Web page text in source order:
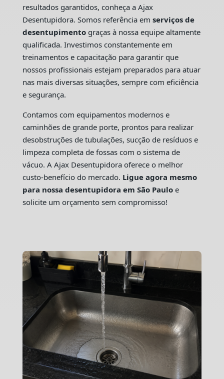
resultados garantidos, conheça a Ajax
Desentupidora. Somos referência em serviços de
desentupimentograças à nossa equipe altamente
qualificada. Investimos constantemente em
treinamentos e capacitação para garantir que
nossos profissionais estejam preparados para atuar
nas mais diversas situações, sempre com eficiência
e segurança.
Contamos com equipamentos modernos e
caminhões de grande porte, prontos para realizar
desobstruções de tubulações, sucção de resíduos e
limpeza completa de fossas com o sistema de
vácuo. A Ajax Desentupidora oferece o melhor
custo-benefício do mercado. Ligue agora mesmo
para nossa desentupidora em São Pauloe
solicite um orçamento sem compromisso!